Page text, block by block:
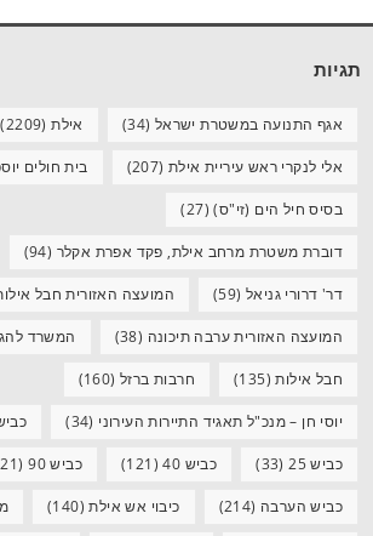
תגיות
אגף התנועה במשטרת ישראל (34) אילת(2209)
אלי לנקרי ראש עיריית אילת (207) בית חולים
בסיס חיל הים (זי"ס)(27)
דוברת משטרת מרחב אילת, פקד אפרת אקלר (94)
דר' דרורי גניאל (59) המועצה האזורית חבל
המועצה האזורית ערבה תיכונה (38) המשרד
חבל אילות(135) חרבות ברזל (160)
יוסי חן – מנכ"ל תאגיד התיירות העירוני (34) כביש
כביש 25 (33) כביש 40 (121) כביש 90 (221)
כביש הערבה (214) כיבוי אש אילת(140)